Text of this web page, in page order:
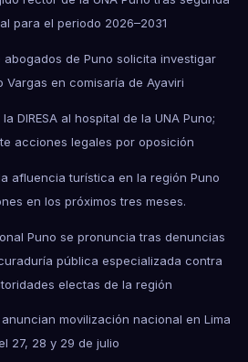
para el periodo 2026–2031
de Puno solicita investigar
Vargas en comisaría de Ayaviri
DIRESA al hospital de la UNA Puno;
acciones legales por oposición
afluencia turística en la región Puno
en los próximos tres meses.
Puno se pronuncia tras denuncias
pública especializada contra
electas de la región
movilización nacional en Lima
27, 28 y 29 de julio